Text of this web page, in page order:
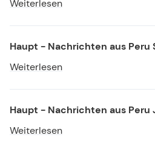
Weiterlesen
Haupt - Nachrichten aus Peru
Weiterlesen
Haupt - Nachrichten aus Peru
Weiterlesen